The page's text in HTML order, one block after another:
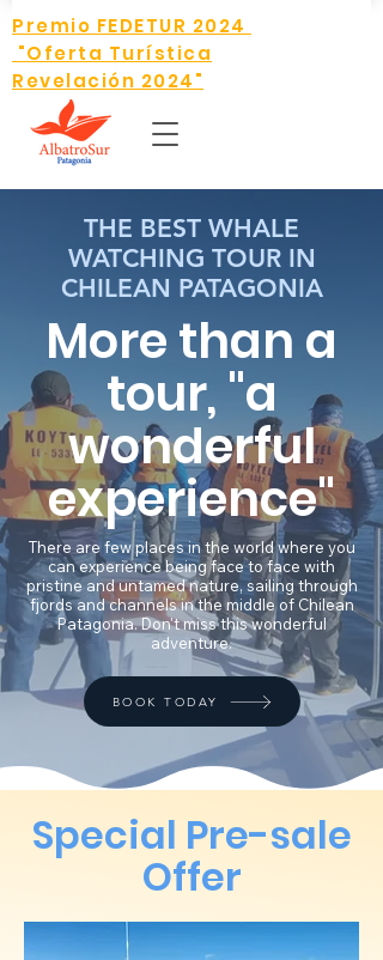
Premio FEDETUR 2024
"Oferta Turística
Revelación 2024"
THE BEST WHALE
WATCHING TOUR IN
CHILEAN PATAGONIA
More than a
tour, "a
wonderful
experience"
There are few places in the world where you
can experience being face to face with
pristine and untamed nature, sailing through
fjords and channels in the middle of Chilean
Patagonia. Don't miss this wonderful
adventure.
BOOK TODAY
Special Pre-sale
Offer